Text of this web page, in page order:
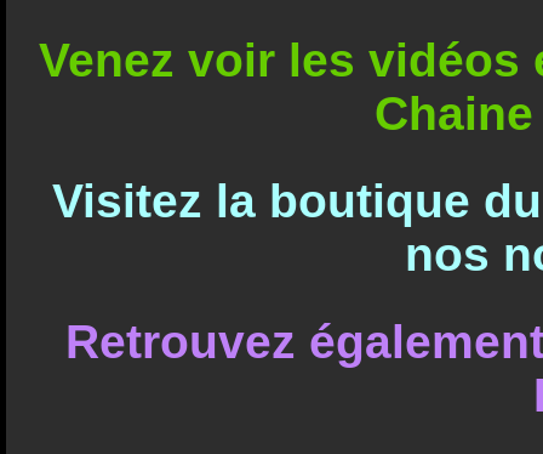
Venez voir les
Visitez la boutique
nos
Retrouvez